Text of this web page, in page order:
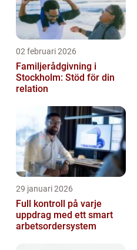
02 februari 2026
Familjerådgivning i
Stockholm: Stöd för din
relation
29 januari 2026
Full kontroll på varje
uppdrag med ett smart
arbetsordersystem